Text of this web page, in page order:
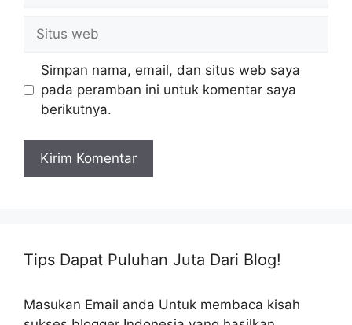
Situs
web
Simpan nama, email, dan situs web saya
pada peramban ini untuk komentar saya
berikutnya.
Tips Dapat Puluhan Juta Dari Blog!
Masukan Email anda Untuk membaca kisah